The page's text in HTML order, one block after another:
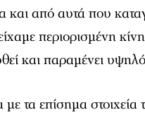
και από αυτά που
περιορισμένη
και παραμένει
τα επίσημα στοιχεία